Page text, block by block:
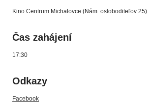
Kino Centrum Michalovce (Nám. osloboditeľov 25)
Čas zahájení
17:30
Odkazy
Facebook